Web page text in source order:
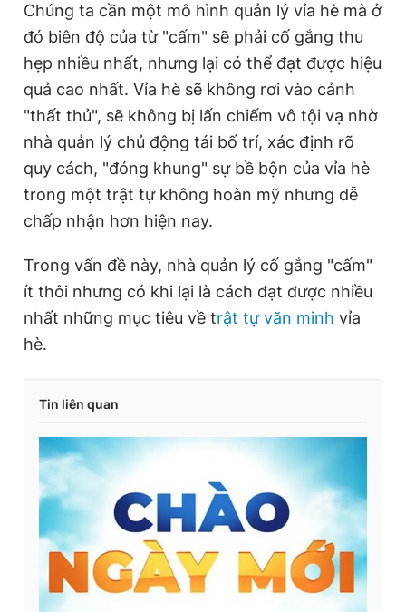
Chúng ta cần một mô hình quản lý vỉa hè mà ở
đó biên độ của từ "cấm" sẽ phải cố gắng thu
hẹp nhiều nhất, nhưng lại có thể đạt được hiệu
quả cao nhất. Vỉa hè sẽ không rơi vào cảnh
"thất thủ", sẽ không bị lấn chiếm vô tội vạ nhờ
nhà quản lý chủ động tái bố trí, xác định rõ
quy cách, "đóng khung" sự bề bộn của vỉa hè
trong một trật tự không hoàn mỹ nhưng dễ
chấp nhận hơn hiện nay.
Trong vấn đề này, nhà quản lý cố gắng "cấm"
ít thôi nhưng có khi lại là cách đạt được nhiều
nhất những mục tiêu về trật tự văn minh vỉa
hè.
Tin liên quan